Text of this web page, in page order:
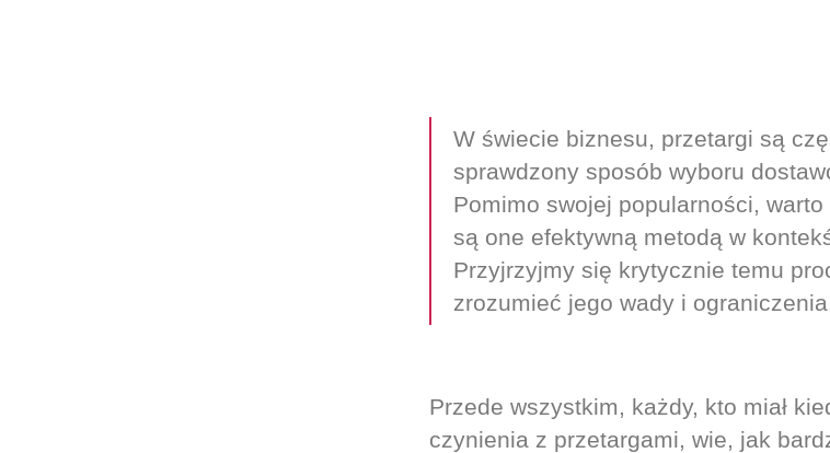
W świecie biznesu, przetargi są
sprawdzony sposób wyboru
Pomimo swojej popularności,
są one efektywną metodą w
Przyjrzyjmy się krytycznie temu
zrozumieć jego wady i ograniczenia.
Przede wszystkim, każdy, kto miał
czynienia z przetargami, wie, jak